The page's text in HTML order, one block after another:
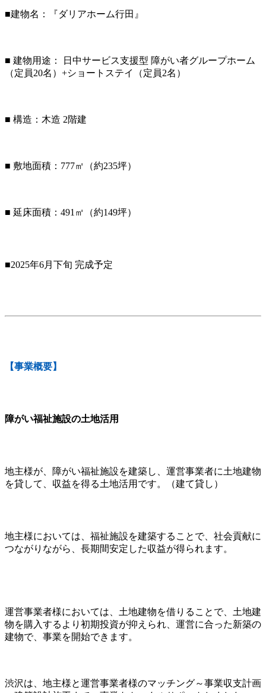
■建物名：『ダリアホーム行田』
■ 建物用途： 日中サービス支援型 障がい者グループホーム
（定員20名）+ショートステイ（定員2名）
■ 構造：木造 2階建
■ 敷地面積：777㎡（約235坪）
■ 延床面積：491㎡（約149坪）
■2025年6月下旬 完成予定
【事業概要】
障がい福祉施設の土地活用
地主様が、障がい福祉施設を建築し、運営事業者に土地建物
を貸して、収益を得る土地活用です。（建て貸し）
地主様においては、福祉施設を建築することで、社会貢献に
つながりながら、長期間安定した収益が得られます。
運営事業者様においては、土地建物を借りることで、土地建
物を購入するより初期投資が抑えられ、運営に合った新築の
建物で、事業を開始できます。
渋沢は、地主様と運営事業者様のマッチング～事業収支計画